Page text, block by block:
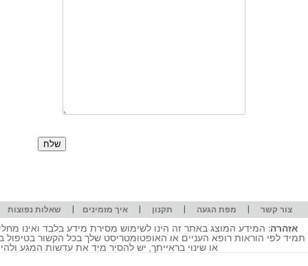
צור קשר | מפת הגעה | תקנון |איך מזמינים | שאלות נפוצות
אזהרה: המידע המוצג באתר זה הינו לשימוש מסירת מידע בלבד ואינו
תמיד לפי הוראות רופא העניים או האופטומטריסט שלך בכל הקשור
או שינוי בראייתך, יש להסיר מיד את עדשות המגע